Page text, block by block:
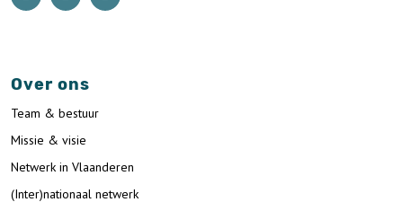
Over ons
Team & bestuur
Missie & visie
Netwerk in Vlaanderen
(Inter)nationaal netwerk